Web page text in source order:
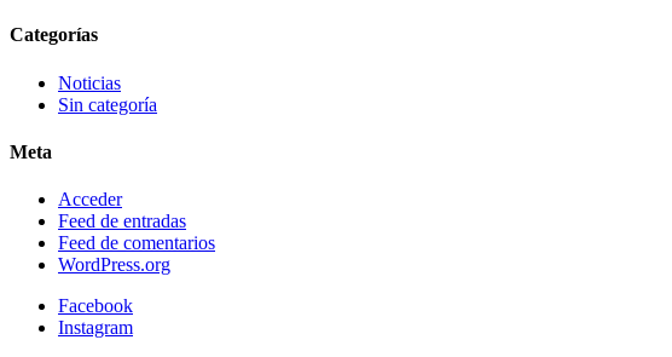
Categorías
Noticias
Sin categoría
Meta
Acceder
Feed de entradas
Feed de comentarios
WordPress.org
Facebook
Instagram